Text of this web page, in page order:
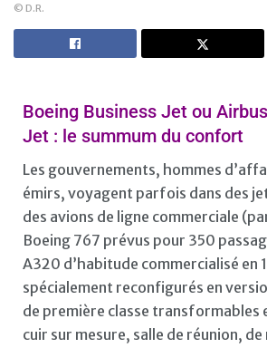
© D.R.
Boeing Business Jet ou
Jet : le summum du confort
Les gouvernements, hommes
émirs, voyagent parfois dans des
des avions de ligne commerciale
Boeing 767 prévus pour 350
A320 d’habitude commercialisé en
spécialement reconfigurés en
de première classe transformables
cuir sur mesure, salle de réunion,